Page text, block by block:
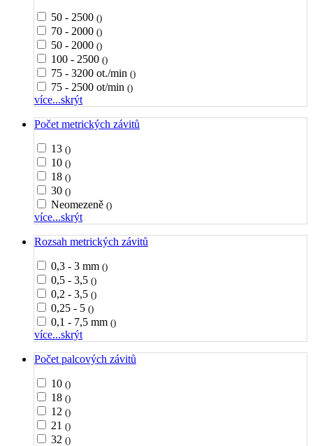
50 - 2500 ()
70 - 2000 ()
50 - 2000 ()
100 - 2500 ()
75 - 3200 ot./min ()
75 - 2500 ot/min ()
více...skrýt
Počet metrických závitů
13 ()
10 ()
18 ()
30 ()
Neomezeně ()
více...skrýt
Rozsah metrických závitů
0,3 - 3 mm ()
0,5 - 3,5 ()
0,2 - 3,5 ()
0,25 - 5 ()
0,1 - 7,5 mm ()
více...skrýt
Počet palcových závitů
10 ()
18 ()
12 ()
21 ()
32 ()